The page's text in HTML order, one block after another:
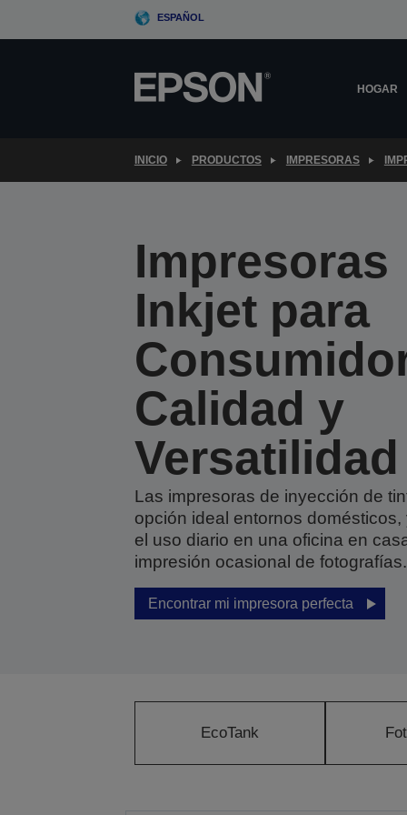
ESPAÑOL
HOGAR
INICIO PRODUCTOS IMPRESORAS
Impresoras
Inkjet para
Calidad y
Versatilidad
Las impresoras de inyección de
opción ideal entornos domésticos,
el uso diario en una oficina en
impresión ocasional de fotografías.
Encontrar mi impresora perfecta
EcoTank